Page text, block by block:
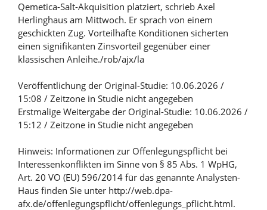
Qemetica-Salt-Akquisition platziert, schrieb Axel
Herlinghaus am Mittwoch. Er sprach von einem
geschickten Zug. Vorteilhafte Konditionen sicherten
einen signifikanten Zinsvorteil gegenüber einer
klassischen Anleihe./rob/ajx/la
Veröffentlichung der Original-Studie: 10.06.2026 /
15:08 / Zeitzone in Studie nicht angegeben
Erstmalige Weitergabe der Original-Studie: 10.06.2026 /
15:12 / Zeitzone in Studie nicht angegeben
Hinweis: Informationen zur Offenlegungspflicht bei
Interessenkonflikten im Sinne von § 85 Abs. 1 WpHG,
Art. 20 VO (EU) 596/2014 für das genannte Analysten-
Haus finden Sie unter http://web.dpa-
afx.de/offenlegungspflicht/offenlegungs_pflicht.html.